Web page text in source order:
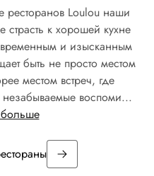
ресторанов Loulou наши
страсть к хорошей кухне
и изысканным
быть не просто местом
местом встреч, где
незабываемые воспоми...
больше